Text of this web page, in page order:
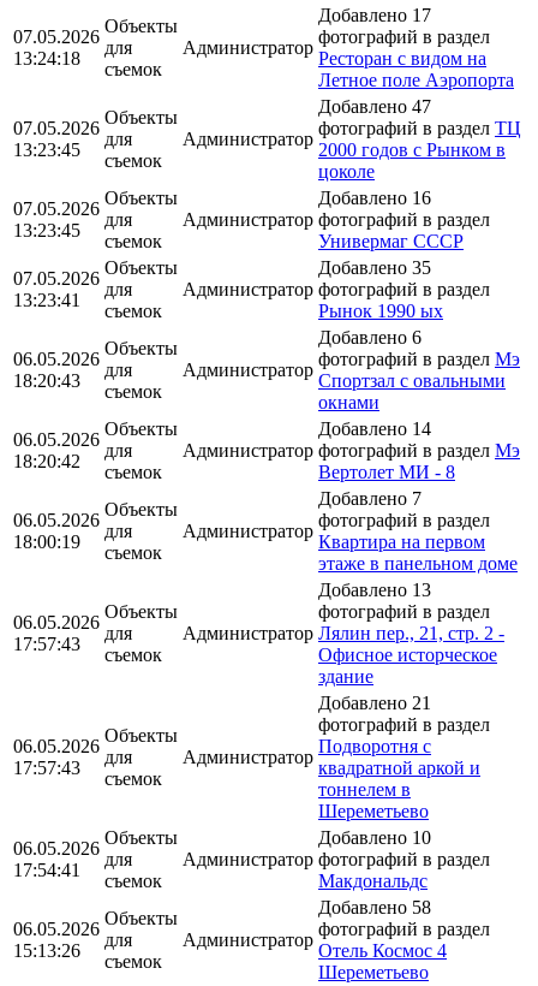
07.05.2026
13:24:18
Объекты
для
съемок
Администратор
Добавлено 17
фотографий в раздел
Ресторан с видом на
Летное поле Аэропорта
07.05.2026
13:23:45
Объекты
для
съемок
Администратор
Добавлено 47
фотографий в раздел ТЦ
2000 годов с Рынком в
цоколе
07.05.2026
13:23:45
Объекты
для
съемок
Администратор
Добавлено 16
фотографий в раздел
Универмаг СССР
07.05.2026
13:23:41
Объекты
для
съемок
Администратор
Добавлено 35
фотографий в раздел
Рынок 1990 ых
06.05.2026
18:20:43
Объекты
для
съемок
Администратор
Добавлено 6
фотографий в раздел Мэ
Спортзал с овальными
окнами
06.05.2026
18:20:42
Объекты
для
съемок
Администратор
Добавлено 14
фотографий в раздел Мэ
Вертолет МИ - 8
06.05.2026
18:00:19
Объекты
для
съемок
Администратор
Добавлено 7
фотографий в раздел
Квартира на первом
этаже в панельном доме
06.05.2026
17:57:43
Объекты
для
съемок
Администратор
Добавлено 13
фотографий в раздел
Лялин пер., 21, стр. 2 -
Офисное исторческое
здание
06.05.2026
17:57:43
Объекты
для
съемок
Администратор
Добавлено 21
фотографий в раздел
Подворотня с
квадратной аркой и
тоннелем в
Шереметьево
06.05.2026
17:54:41
Объекты
для
съемок
Администратор
Добавлено 10
фотографий в раздел
Макдональдс
06.05.2026
15:13:26
Объекты
для
съемок
Администратор
Добавлено 58
фотографий в раздел
Отель Космос 4
Шереметьево